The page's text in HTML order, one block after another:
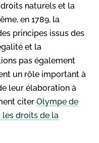
naturels et la
en 1789, la
principes issus des
et la
pas également
un rôle important à
leur élaboration à
citer Olympe de
droits de la